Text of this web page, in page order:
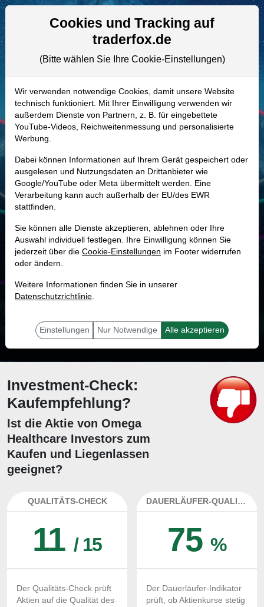
Aktien- und Artikelsuche
890454 | OHI–Omega Healthcare
Investors Aktie
Realtime-Aktienkurs:
- - -
-
Marktkapitalisierung 14,68 Mrd. USD
Unternehmenswert
Umsatz 1,19 Mrd. USD
82.6 %
mit dieser Aktie erfolgreich sein.
Investment-Check:
Kaufempfehlung?
Ist die Aktie von Omega
Healthcare Investors zum
Kaufen und Liegenlassen
geeignet?
QUALITÄTS-CHECK
11/ 15
Der Qualitäts-Check prüft
Aktien auf die Qualität des
DAUERLÄUFER-QUALITÄTEN
75%
Der Dauerläufer-Indikator
prüft, ob Aktienkurse stetig
Cookies und Tracking auf
traderfox.de
(Bitte wählen Sie Ihre Cookie-Einstellungen)
Wir verwenden notwendige Cookies, damit unsere Website
technisch funktioniert. Mit Ihrer Einwilligung verwenden wir
außerdem Dienste von Partnern, z. B. für eingebettete
YouTube-Videos, Reichweitenmessung und personalisierte
Werbung.
Dabei können Informationen auf Ihrem Gerät gespeichert oder
ausgelesen und Nutzungsdaten an Drittanbieter wie
Google/YouTube oder Meta übermittelt werden. Eine
Verarbeitung kann auch außerhalb der EU/des EWR
stattfinden.
Sie können alle Dienste akzeptieren, ablehnen oder Ihre
Auswahl individuell festlegen. Ihre Einwilligung können Sie
jederzeit über die Cookie-Einstellungen im Footer widerrufen
oder ändern.
Weitere Informationen finden Sie in unserer
Datenschutzrichtlinie.
Einstellungen Nur Notwendige Alle akzeptieren